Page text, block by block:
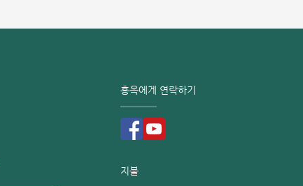
홍옥에게 연락하기
지불